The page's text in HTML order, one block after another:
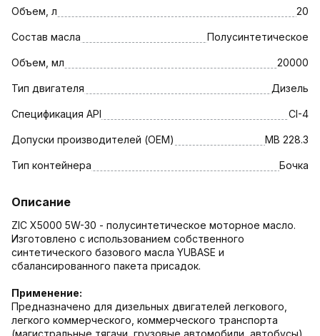
Объем, л 20
Состав масла Полусинтетическое
Объем, мл 20000
Тип двигателя Дизель
Спецификация API CI-4
Допуски производителей (OEM) MB 228.3
Тип контейнера Бочка
Описание
ZIC X5000 5W-30 - полусинтетическое моторное масло.
Изготовлено с использованием собственного
синтетического базового масла YUBASE и
сбалансированного пакета присадок.
Применение:
Предназначено для дизельных двигателей легкового,
легкого коммерческого, коммерческого транспорта
(магистральные тягачи, грузовые автомобили, автобусы)